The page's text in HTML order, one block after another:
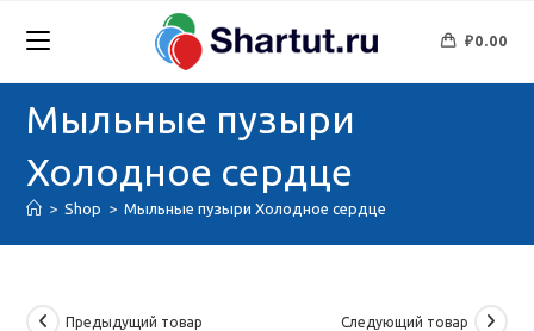
₽0.00
Мыльные пузыри
Холодное сердце
> Shop > Мыльные пузыри Холодное сердце
Предыдущий товар Следующий товар